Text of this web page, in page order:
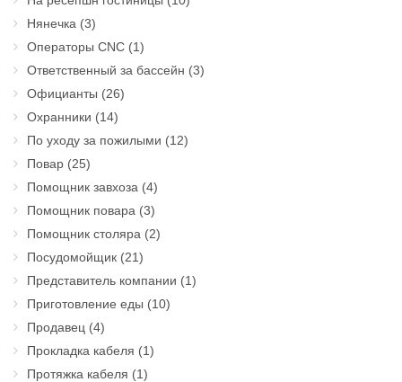
Нянечка (3)
Операторы CNC (1)
Ответственный за бассейн (3)
Официанты (26)
Охранники (14)
По уходу за пожилыми (12)
Повар (25)
Помощник завхоза (4)
Помощник повара (3)
Помощник столяра (2)
Посудомойщик (21)
Представитель компании (1)
Приготовление еды (10)
Продавец (4)
Прокладка кабеля (1)
Протяжка кабеля (1)